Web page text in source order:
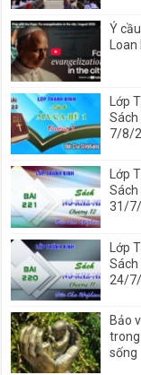
Ý
Lớp
Sách
7/8/
Lớp
Sách
31/
Lớp
Sách
24/
Bảo
sống